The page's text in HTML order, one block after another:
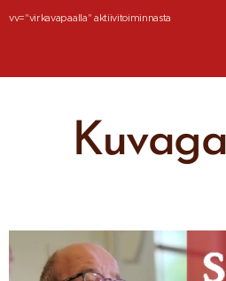
vv="virkavapaalla" aktiivitoiminnasta